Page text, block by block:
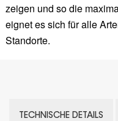
zeigen und so die
eignet es sich für alle
Standorte.
TECHNISCHE DETAILS